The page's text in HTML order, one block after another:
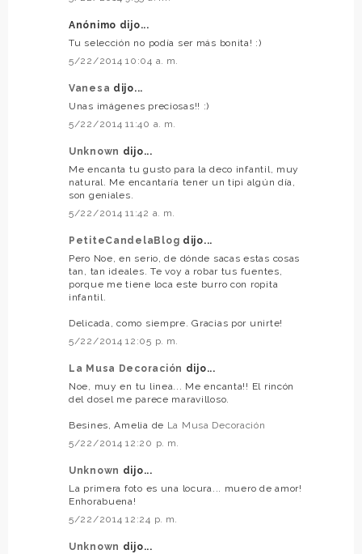
Anónimo dijo...
Tu selección no podía ser más bonita! :)
5/22/2014 10:04 a. m.
Vanesa dijo...
Unas imágenes preciosas!! :)
5/22/2014 11:40 a. m.
Unknown dijo...
Me encanta tu gusto para la deco infantil, muy
natural. Me encantaría tener un tipi algún día,
son geniales.
5/22/2014 11:42 a. m.
PetiteCandelaBlog dijo...
Pero Noe, en serio, de dónde sacas estas cosas
tan, tan ideales. Te voy a robar tus fuentes,
porque me tiene loca este burro con ropita
infantil.
Delicada, como siempre. Gracias por unirte!
5/22/2014 12:05 p. m.
La Musa Decoración dijo...
Noe, muy en tu linea... Me encanta!! El rincón
del dosel me parece maravilloso.
Besines, Amelia de La Musa Decoración
5/22/2014 12:20 p. m.
Unknown dijo...
La primera foto es una locura... muero de amor!
Enhorabuena!
5/22/2014 12:24 p. m.
Unknown dijo...